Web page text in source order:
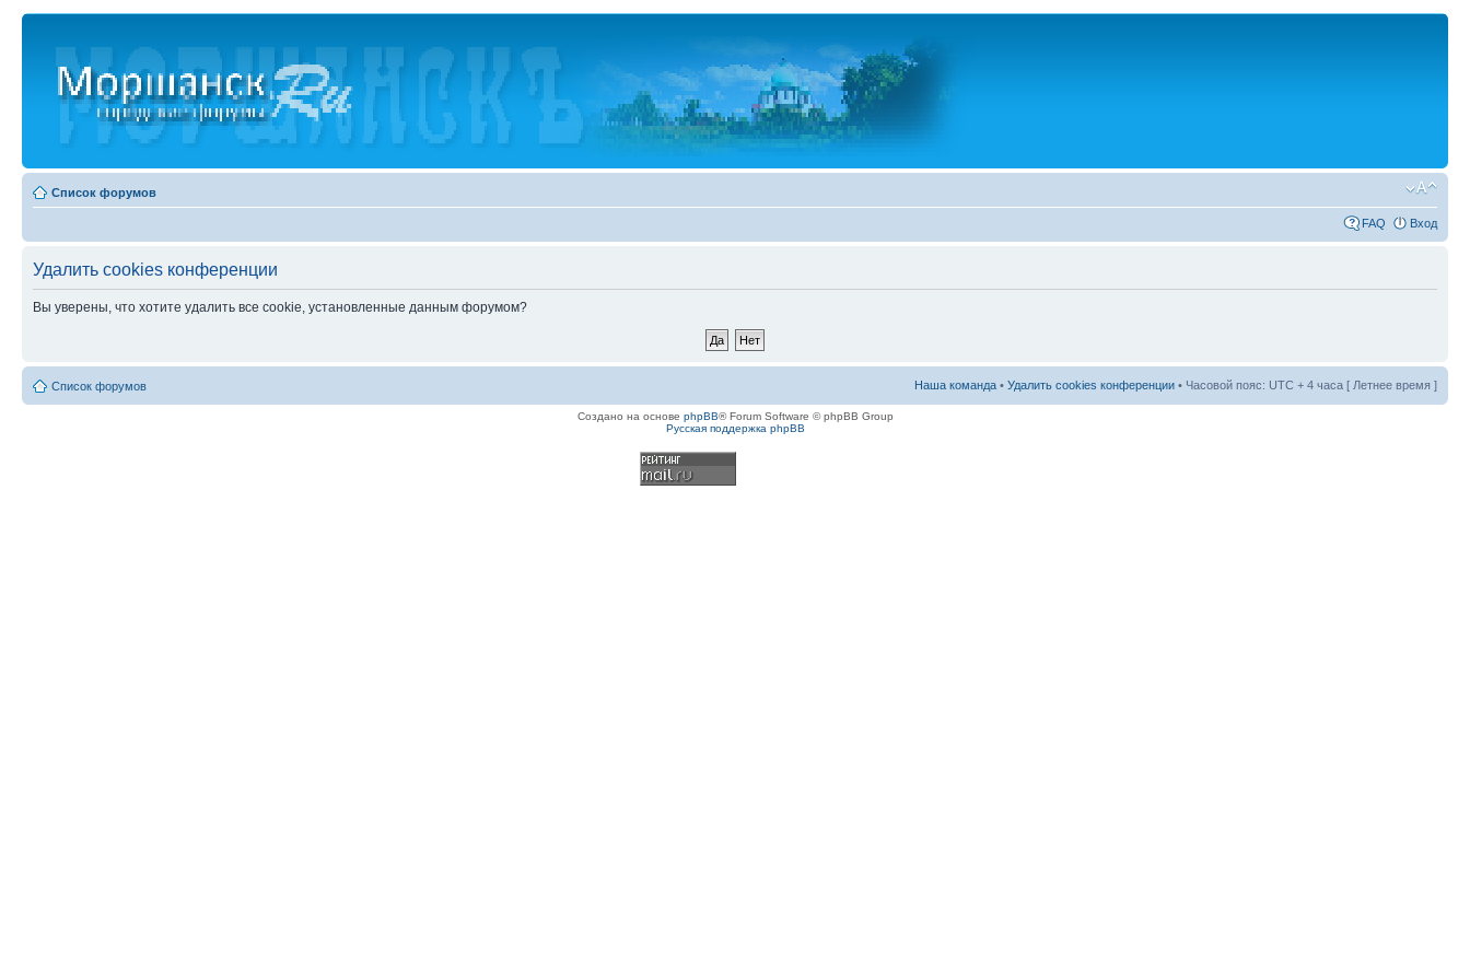
Список форумов
FAQ Вход
Удалить cookies конференции
Вы уверены, что хотите удалить все cookie, установленные данным форумом?
Список форумов Наша команда • Удалить cookies конференции • Часовой пояс: UTC + 4 часа [ Летнее время ]
Создано на основе phpBB® Forum Software © phpBB Group
Русская поддержка phpBB